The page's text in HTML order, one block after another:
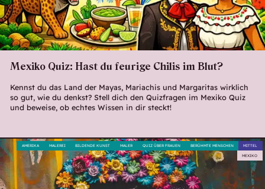
Mexiko Quiz: Hast du feurige Chilis im Blut?
Kennst du das Land der Mayas, Mariachis und Margaritas wirklich
so gut, wie du denkst? Stell dich den Quizfragen im Mexiko Quiz
und beweise, ob echtes Wissen in dir steckt!
MITTEL
BERÜHMTE MENSCHEN
QUIZ ÜBER FRAUEN
MALER
BILDENDE KUNST
MALEREI
AMERIKA
MEXIKO